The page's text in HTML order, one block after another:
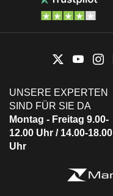
UNSERE EXPERTEN
SIND FÜR SIE DA
Montag - Freitag 9.00-
12.00 Uhr / 14.00-18.00
Uhr